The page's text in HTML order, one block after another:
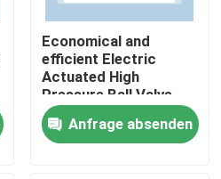
Economical and
efficient Electric
Actuated High
Pressure Ball Valve
Two Way
Anfrage absenden